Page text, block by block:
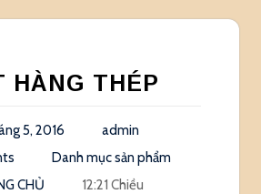
HÀNG THÉP
5, 2016
admin
Danh mục sản phẩm
CHỦ
12:21 Chiều